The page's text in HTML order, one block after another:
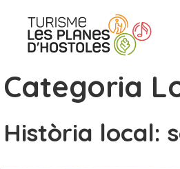
contingut
Categoria
Història local: